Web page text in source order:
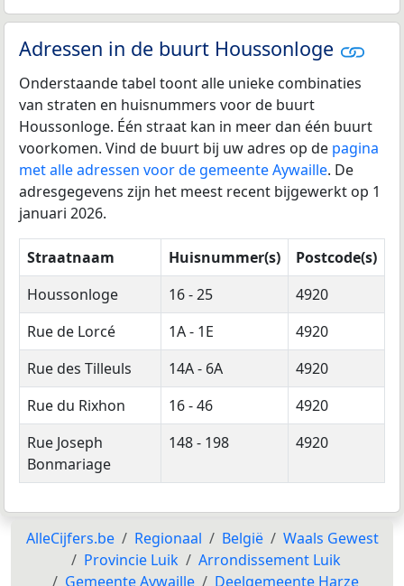
Adressen in de buurt Houssonloge
Onderstaande tabel toont alle unieke combinaties
van straten en huisnummers voor de buurt
Houssonloge. Één straat kan in meer dan één buurt
voorkomen. Vind de buurt bij uw adres op de pagina
met alle adressen voor de gemeente Aywaille. De
adresgegevens zijn het meest recent bijgewerkt op 1
januari 2026.
Straatnaam Huisnummer(s)
Postcode(s)
Houssonloge
16 - 25
4920
Rue de Lorcé
1A - 1E
4920
Rue des Tilleuls
14A - 6A
4920
Rue du Rixhon
16 - 46
4920
Rue Joseph
Bonmariage
148 - 198 4920
AlleCijfers.be Regionaal België
Waals Gewest
Provincie Luik
Arrondissement Luik
Gemeente Aywaille
Deelgemeente Harze